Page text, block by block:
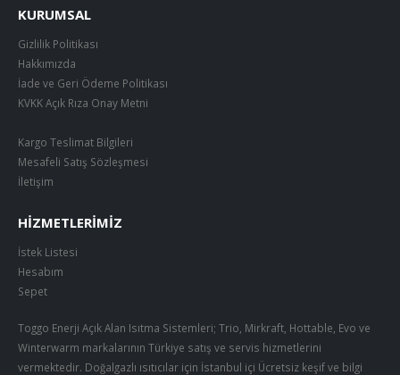
KURUMSAL
Gizlilik Politikası
Hakkımızda
İade ve Geri Ödeme Politikası
KVKK Açık Rıza Onay Metni
Kargo Teslimat Bilgileri
Mesafeli Satış Sözleşmesi
İletişim
HIZMETLERIMIZ
İstek Listesi
Hesabım
Sepet
Toggo Enerji Açık Alan Isıtma Sistemleri; Trio, Mirkraft, Hottable, Evo ve
Winterwarm markalarının Türkiye satış ve servis hizmetlerini
vermektedir. Doğalgazlı ısıtıcılar için İstanbul içi Ücretsiz keşif ve bilgi